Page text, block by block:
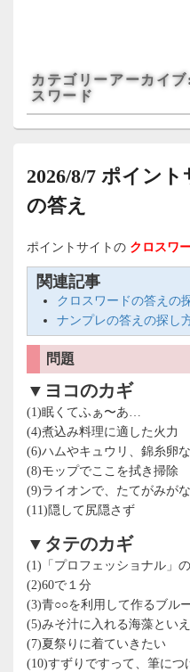
カテゴリーアーカイブ:
スワード
2026/8/7 ポイン
の答え
ポイントサイトの クロスワ
関連記事
クロスワードの答えの
ナンプレの答えの探し
問題
▼ヨコのカギ
(1)眠くてふぁ〜あ…
(4)煮込み料理に適した火力
(6)ハムやキュウリ、錦糸卵
(8)モップでここを拭き掃除
(9)ライオンで、たてがみが
(11)隠して尻隠さず
▼タテのカギ
(1)「プロフェッショナル」
(2)60で１分
(3)青○○を利用して作るブル
(5)みそ汁に入れる海藻とい
(7)夏祭りに着ていきたい
(10)すずりですって、筆につ